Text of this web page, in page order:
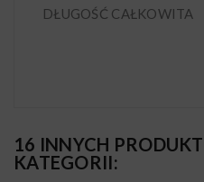
DŁUGOŚĆ CAŁKOWITA
16 INNYCH
KATEGORII: